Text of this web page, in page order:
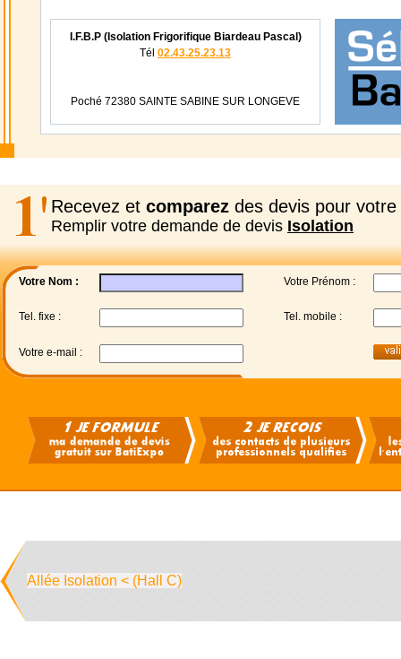
I.F.B.P (Isolation Frigorifique Biardeau Pascal)
Tél 02.43.25.23.13
Poché 72380 SAINTE SABINE SUR LONGEVE
Recevez et comparez des devis pour votre
Remplir votre demande de devis Isolation
Votre Nom : Votre Prénom :
Tel. fixe : Tel. mobile :
Votre e-mail :
Allée Isolation < (Hall C)